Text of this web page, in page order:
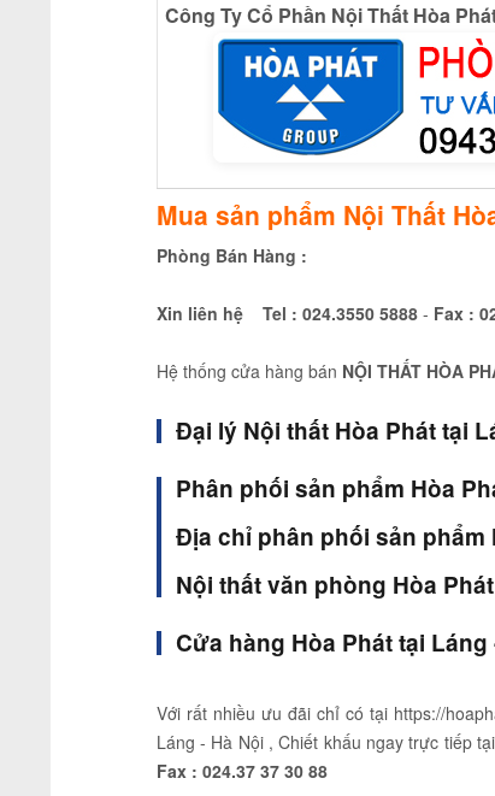
Công Ty Cổ Phần Nội Thất Hòa
Mua sản phẩm Nội Thất
Phòng Bán Hàng :
Xin liên hệ Tel : 024.3550 5888 - Fax :
Hệ thống cửa hàng bán NỘI THẤT HÒA
Đại lý Nội thất Hòa Phát tại
Phân phối sản phẩm Hòa
Địa chỉ phân phối sản phẩm
Nội thất văn phòng Hòa
Cửa hàng Hòa Phát tại Láng
Với rất nhiều ưu đãi chỉ có tại https://
Láng - Hà Nội , Chiết khấu ngay trực tiếp
Fax : 024.37 37 30 88